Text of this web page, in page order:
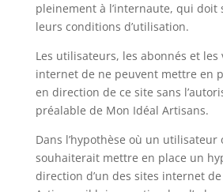
pleinement à l’internaute, qui doit
leurs conditions d’utilisation.
Les utilisateurs, les abonnés et les
internet de ne peuvent mettre en
en direction de ce site sans
préalable de Mon Idéal Artisans.
Dans l’hypothèse où un utilisateur
souhaiterait mettre en place un
direction d’un des sites internet